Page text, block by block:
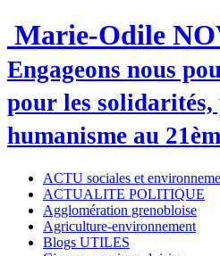
Marie-Odile
Engageons nous
pour les
humanisme au
ACTU sociales et
ACTUALITE POLITIQUE
Agglomération grenobloise
Agriculture-environnement
Blogs UTILES